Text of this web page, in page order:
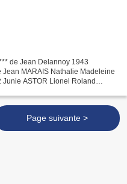
de Jean Delannoy 1943
MARAIS Nathalie Madeleine
Junie ASTOR Lionel Roland
Page suivante >